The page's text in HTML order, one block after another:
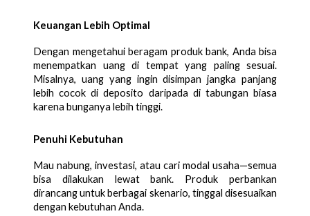
Keuangan Lebih Optimal
Dengan mengetahui beragam produk bank, Anda bisa
menempatkan uang di tempat yang paling sesuai.
Misalnya, uang yang ingin disimpan jangka panjang
lebih cocok di deposito daripada di tabungan biasa
karena bunganya lebih tinggi.
Penuhi Kebutuhan
Mau nabung, investasi, atau cari modal usaha—semua
bisa dilakukan lewat bank. Produk perbankan
dirancang untuk berbagai skenario, tinggal disesuaikan
dengan kebutuhan Anda.